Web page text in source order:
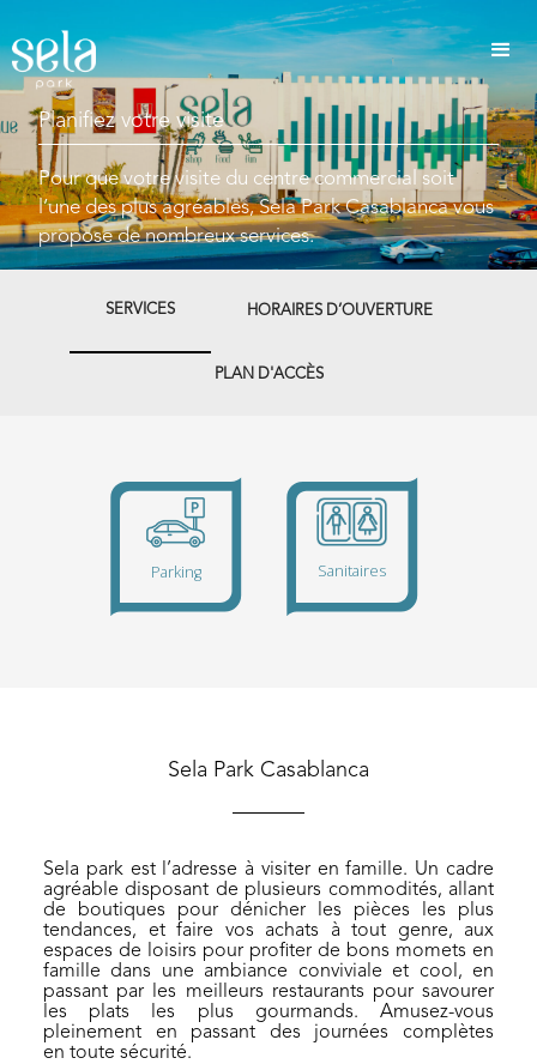
Planifiez votre visite
Pour que votre visite du centre commercial soit
l’une des plus agréables, Sela Park Casablanca vous
propose de nombreux services.
SERVICES HORAIRES D’OUVERTURE
PLAN D'ACCÈS
Parking
Sela Park Casablanca
Sela park est l’adresse à visiter en famille. Un cadre
agréable disposant de plusieurs commodités, allant
de boutiques pour dénicher les pièces les plus
tendances, et faire vos achats à tout genre, aux
espaces de loisirs pour profiter de bons momets en
famille dans une ambiance conviviale et cool, en
passant par les meilleurs restaurants pour savourer
les plats les plus gourmands. Amusez-vous
pleinement en passant des journées complètes
en toute sécurité.